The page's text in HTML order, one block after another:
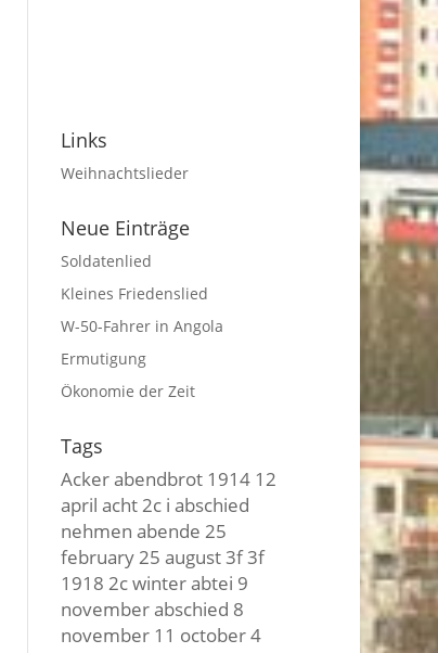
Links
Weihnachtslieder
Neue Einträge
Soldatenlied
Kleines Friedenslied
W-50-Fahrer in Angola
Ermutigung
Ökonomie der Zeit
Tags
Ackerabendbrot 1914 12
april acht2c i abschied
nehmen abende 25
february25 august3f 3f
1918 2c winterabtei 9
novemberabschied 8
november 11 october4